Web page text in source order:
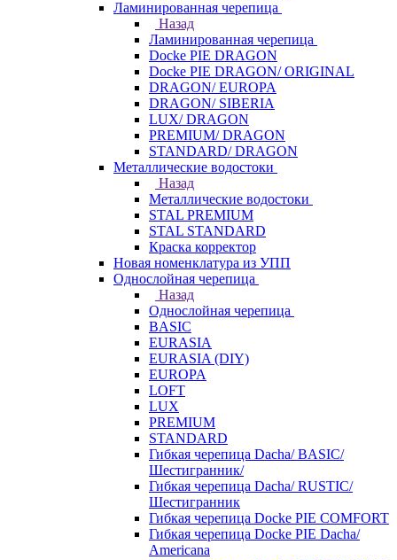
Ламинированная черепица
Назад
Ламинированная черепица
Docke PIE DRAGON
Docke PIE DRAGON/ ORIGINAL
DRAGON/ EUROPA
DRAGON/ SIBERIA
LUX/ DRAGON
PREMIUM/ DRAGON
STANDARD/ DRAGON
Металлические водостоки
Назад
Металлические водостоки
STAL PREMIUM
STAL STANDARD
Краска корректор
Новая номенклатура из УПП
Однослойная черепица
Назад
Однослойная черепица
BASIC
EURASIA
EURASIA (DIY)
EUROPA
LOFT
LUX
PREMIUM
STANDARD
Гибкая черепица Dacha/ BASIC/
Шестигранник/
Гибкая черепица Dacha/ RUSTIC/
Шестигранник
Гибкая черепица Docke PIE COMFORT
Гибкая черепица Docke PIE Dacha/
Americana